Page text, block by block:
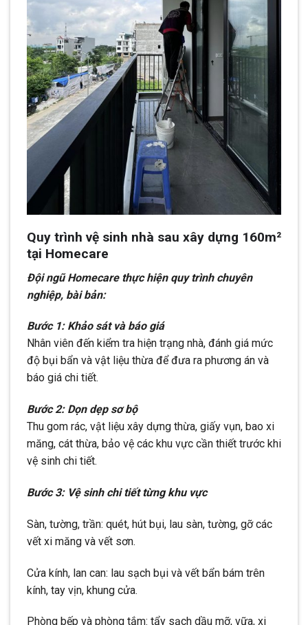
Quy trình vệ sinh nhà sau xây dựng 160m²
tại Homecare
Đội ngũ Homecare thực hiện quy trình chuyên
nghiệp, bài bản:
Bước 1: Khảo sát và báo giá
Nhân viên đến kiểm tra hiện trạng nhà, đánh giá mức
độ bụi bẩn và vật liệu thừa để đưa ra phương án và
báo giá chi tiết.
Bước 2: Dọn dẹp sơ bộ
Thu gom rác, vật liệu xây dựng thừa, giấy vụn, bao xi
măng, cát thừa, bảo vệ các khu vực cần thiết trước khi
vệ sinh chi tiết.
Bước 3: Vệ sinh chi tiết từng khu vực
Sàn, tường, trần: quét, hút bụi, lau sàn, tường, gỡ các
vết xi măng và vết sơn.
Cửa kính, lan can: lau sạch bụi và vết bẩn bám trên
kính, tay vịn, khung cửa.
Phòng bếp và phòng tắm: tẩy sạch dầu mỡ, vữa, xi